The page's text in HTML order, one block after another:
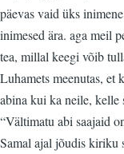
päevas vaid üks
inimesed ära. aga meil
tea, millal keegi võib
Luhamets meenutas,
abina kui ka neile, kelle
“Vältimatu abi saajaid
Samal ajal jõudis kiriku